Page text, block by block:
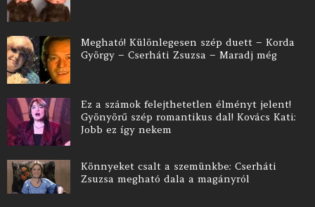
Megható! Különlegesen szép duett – Korda
György – Cserháti Zsuzsa – Maradj még
Ez a számok felejthetetlen élményt jelent!
Gyönyörű szép romantikus dal! Kovács Kati:
Jobb ez így nekem
Könnyeket csalt a szemünkbe: Cserháti
Zsuzsa megható dala a magányról